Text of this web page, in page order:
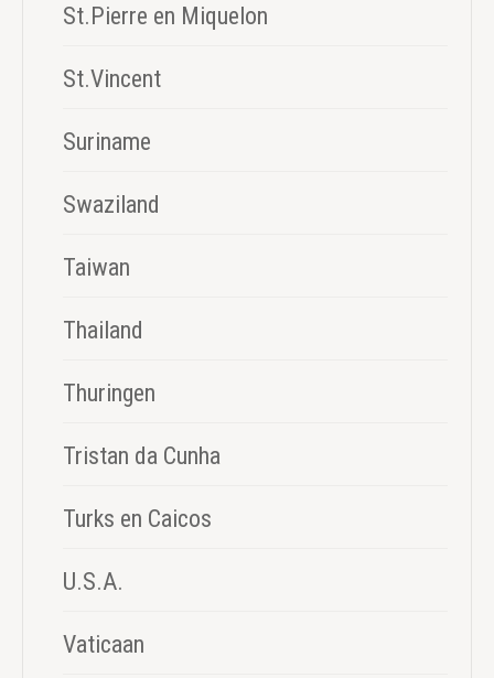
St.Pierre en Miquelon
St.Vincent
Suriname
Swaziland
Taiwan
Thailand
Thuringen
Tristan da Cunha
Turks en Caicos
U.S.A.
Vaticaan